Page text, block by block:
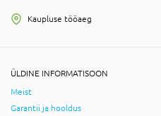
Kaupluse tööaeg
ÜLDINE INFORMATISOON
Meist
Garantii ja hooldus